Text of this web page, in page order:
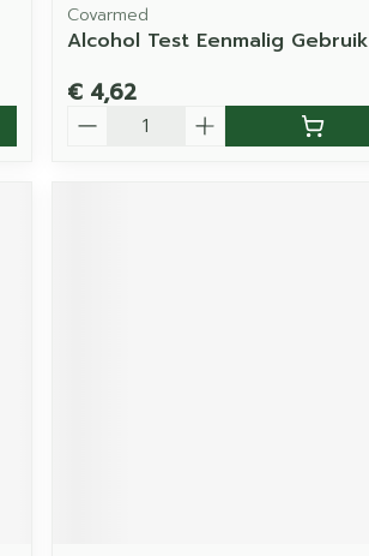
Covarmed
Alcohol Test Eenmalig Gebruik
€ 4,62